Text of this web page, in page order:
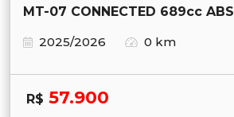
MT-07 CONNECTED 689cc ABS
2025/2026
0 km
R$ 57.900